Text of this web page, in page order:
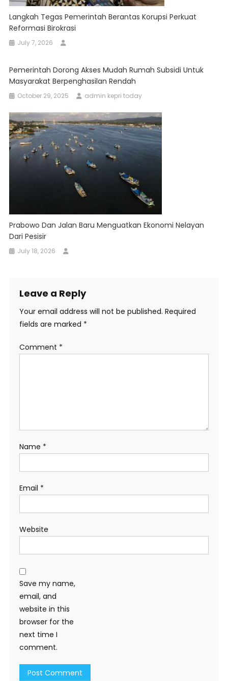
Langkah Tegas Pemerintah Berantas Korupsi Perkuat
Reformasi Birokrasi
July 7, 2026
Pemerintah Dorong Akses Mudah Rumah Subsidi Untuk
Masyarakat Berpenghasilan Rendah
October 29, 2025 admin kepri today
Prabowo Dan Jalan Baru Menguatkan Ekonomi Nelayan
Dari Pesisir
July 18, 2026
Leave a Reply
Your email address will not be published. Required
fields are marked *
Comment *
Name *
Email *
Website
Save my name,
email, and
website in this
browser for the
next time I
comment.